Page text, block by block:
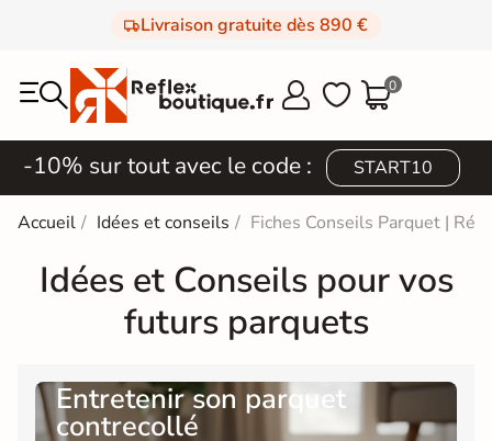
Livraison gratuite dès 890 €
  0
-10% sur tout avec le code : START10
Accueil Idées et conseils Fiches Conseils Parquet |
Idées et Conseils pour vos
futurs parquets
Entretenir son parquet
contrecollé